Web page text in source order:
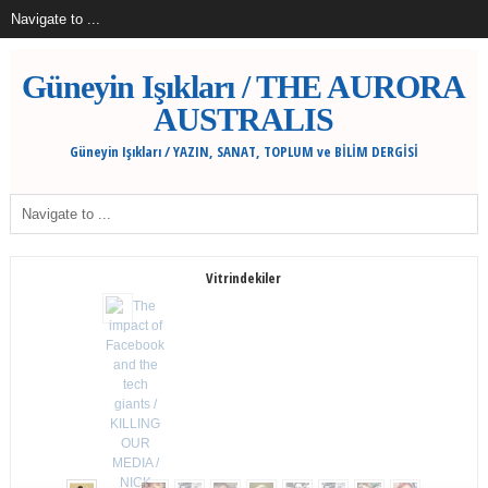
Güneyin Işıkları / THE AURORA
AUSTRALIS
Güneyin Işıkları / YAZIN, SANAT, TOPLUM ve BİLİM DERGİSİ
Vitrindekiler